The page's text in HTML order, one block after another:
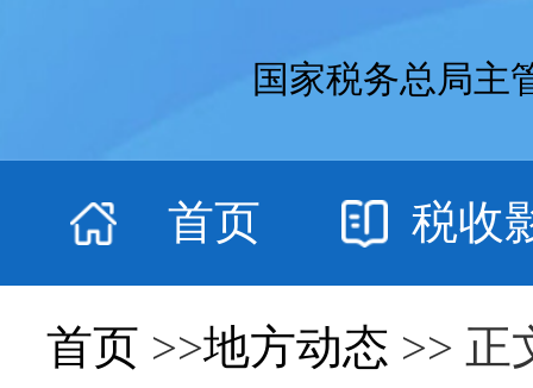
国家税务总局主
首页 税收
首页 >>地方动态 >> 正